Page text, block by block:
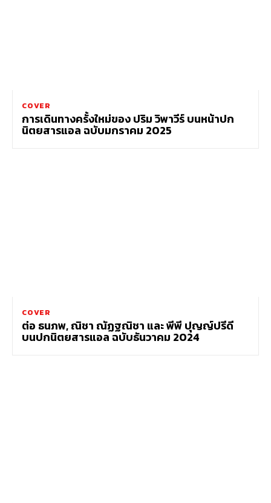
COVER
การเดินทางครั้งใหม่ของ ปริม วิพาวีร์ บนหน้าปก
นิตยสารแอล ฉบับมกราคม 2025
COVER
ต่อ ธนภพ, ณิชา ณัฏฐณิชา และ พีพี ปุญญ์ปรีดี
บนปกนิตยสารแอล ฉบับธันวาคม 2024